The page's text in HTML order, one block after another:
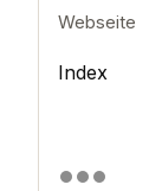
Webseite
Index